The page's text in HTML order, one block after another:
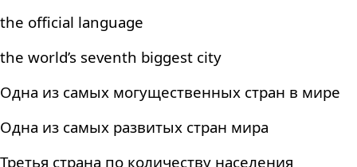
the official language
the world’s seventh biggest city
Одна из самых могущественных стран в мире
Одна из самых развитых стран мира
Третья страна по количеству населения